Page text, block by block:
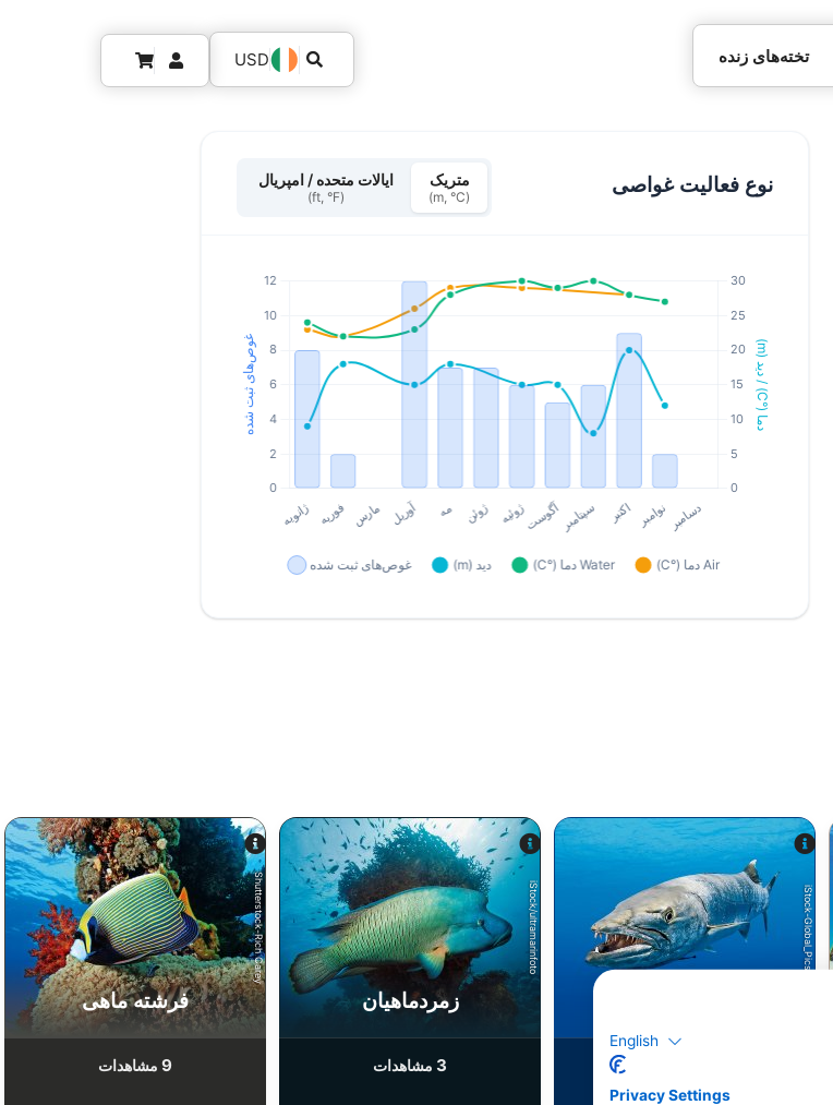
تخته‌های زنده USD
نوع فعالیت غواصی متریک
(m, °C)
ایالات متحده / امپریال
(ft, °F)
iStock-Global_Pics
iStock/ultramarinfoto
زمردماهیان
3 مشاهدات
Shutterstock-Rich Carey
فرشته ماهی
9 مشاهدات
English
Privacy Settings